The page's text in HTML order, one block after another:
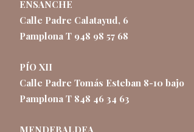
ENSANCHE
Calle Padre Calatayud, 6
Pamplona T 948 98 57 68
PÍO XII
Calle Padre Tomás Esteban 8-10 bajo
Pamplona T 848 46 34 63